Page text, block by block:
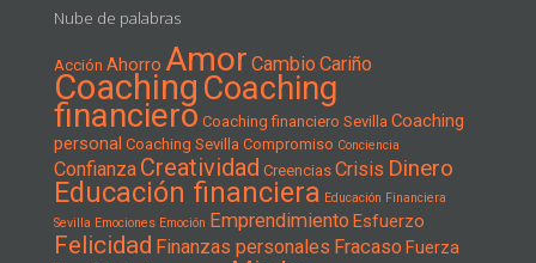
Nube de palabras
Acción Ahorro Amor Cambio Cariño
Coaching Coaching
financiero Coaching financiero Sevilla Coaching
personal Coaching Sevilla Compromiso Conciencia
Confianza Creatividad Creencias Crisis Dinero
Educación financiera Educación Financiera
Sevilla Emociones Emoción Emprendimiento Esfuerzo
Felicidad Finanzas personales Fracaso Fuerza